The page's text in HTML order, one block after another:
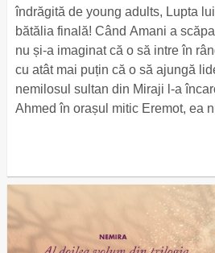
îndrăgită de young adults, Lupta
bătălia finală! Când Amani a
nu și-a imaginat că o să intre în
cu atât mai puțin că o să ajungă
nemilosul sultan din Miraji l-a
Ahmed în orașul mitic Eremot, ea